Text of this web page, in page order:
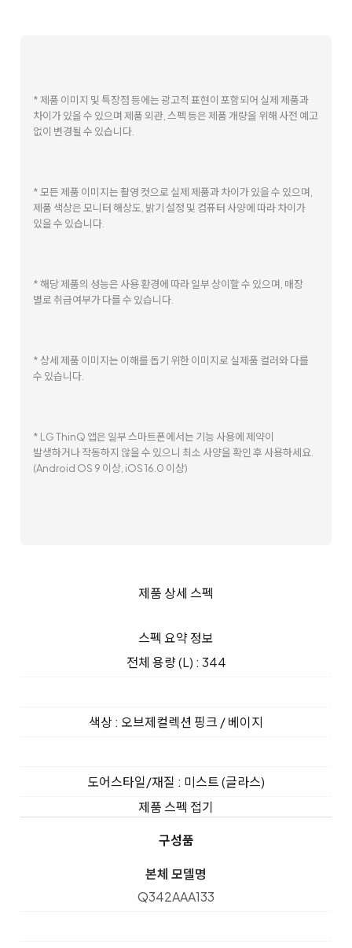
* 제품 이미지 및 특장점 등에는 광고적 표현이 포함되어 실제 제품과
차이가 있을 수 있으며 제품 외관, 스펙 등은 제품 개량을 위해 사전 예고
없이 변경될 수 있습니다.
* 모든 제품 이미지는 촬영 컷으로 실제 제품과 차이가 있을 수 있으며,
제품 색상은 모니터 해상도, 밝기 설정 및 컴퓨터 사양에 따라 차이가
있을 수 있습니다.
* 해당 제품의 성능은 사용 환경에 따라 일부 상이할 수 있으며, 매장
별로 취급여부가 다를 수 있습니다.
* 상세 제품 이미지는 이해를 돕기 위한 이미지로 실제품 컬러와 다를
수 있습니다.
* LG ThinQ 앱은 일부 스마트폰에서는 기능 사용에 제약이
발생하거나 작동하지 않을 수 있으니 최소 사양을 확인 후 사용하세요.
(Android OS 9 이상, iOS 16.0 이상)
제품 상세 스펙
스펙 요약 정보
전체 용량 (L) : 344
색상 : 오브제컬렉션 핑크 / 베이지
도어스타일/재질 : 미스트 (글라스)
제품 스펙 접기
구성품
본체 모델명
Q342AAA133